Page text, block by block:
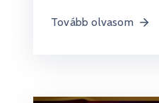
Tovább olvasom